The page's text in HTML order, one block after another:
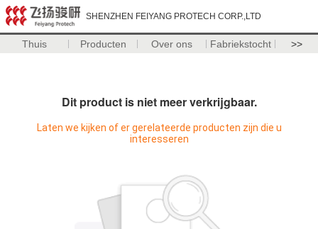
SHENZHEN FEIYANG PROTECH CORP.,LTD
Thuis Producten Over ons Fabriekstocht >>
Dit product is niet meer verkrijgbaar.
Laten we kijken of er gerelateerde producten zijn die u
interesseren